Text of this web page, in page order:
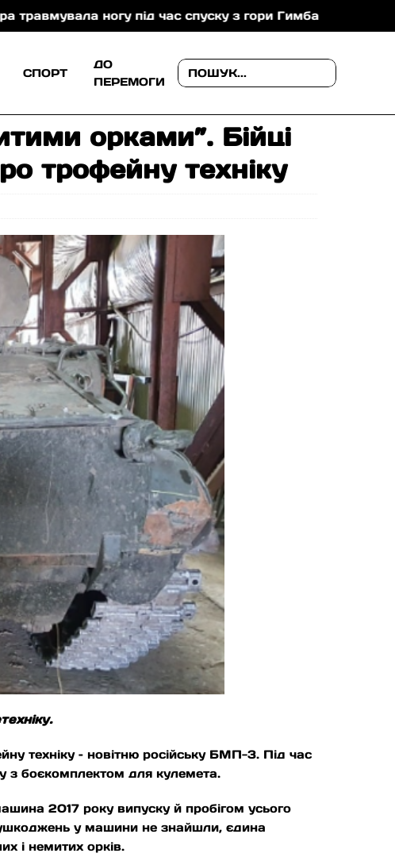
спуску з гори Гимба На Мукачівщині зіткнулися
СПОРТ
ДО
ПЕРЕМОГИ
орками”. Бійці
трофейну техніку
техніку – новітню російську БМП-3. Під час
з боєкомплектом для кулемета.
2017 року випуску й пробігом усього
у машини не знайшли, єдина
і немитих орків.